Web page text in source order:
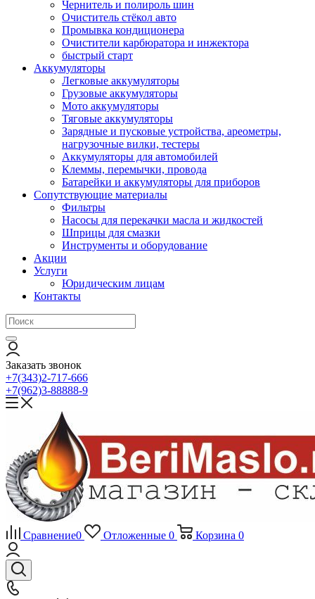
Чернитель и полироль шин
Очиститель стёкол авто
Промывка кондиционера
Очистители карбюратора и инжектора
быстрый старт
Аккумуляторы
Легковые аккумуляторы
Грузовые аккумуляторы
Мото аккумуляторы
Тяговые аккумуляторы
Зарядные и пусковые устройства, ареометры,
нагрузочные вилки, тестеры
Аккумуляторы для автомобилей
Клеммы, перемычки, провода
Батарейки и аккумуляторы для приборов
Сопутствующие материалы
Фильтры
Насосы для перекачки масла и жидкостей
Шприцы для смазки
Инструменты и оборудование
Акции
Услуги
Юридическим лицам
Контакты
Заказать звонок
+7(343)2-717-666
+7(962)3-88888-9
Сравнение0 Отложенные 0 Корзина 0